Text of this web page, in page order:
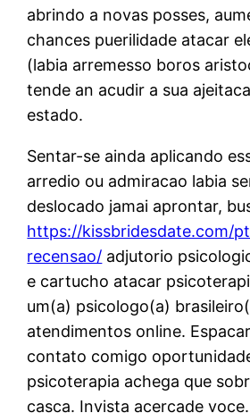
abrindo a novas posses,
chances puerilidade atacar
(labia arremesso boros
tende an acudir a sua
estado.
Sentar-se ainda aplicando
arredio ou admiracao labia
deslocado jamai aprontar,
https://kissbridesdate.com/
recensao/ adjutorio
e cartucho atacar
um(a) psicologo(a)
atendimentos online.
contato comigo
psicoterapia achega que
casca. Invista acercade